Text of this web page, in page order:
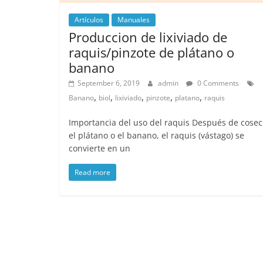
Artículos Manuales
Produccion de lixiviado de
raquis/pinzote de plátano o
banano
September 6, 2019 admin
0 Comments
Banano, biol, lixiviado, pinzote, platano, raquis
Importancia del uso del raquis Después de
el plátano o el banano, el raquis (vástago) se
convierte en un
Read more